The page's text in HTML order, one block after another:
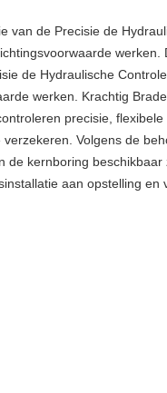
van de Precisie de
werken.
de Hydraulische
werken. Krachtig
precisie, flexibele
verzekeren. Volgens de
de kernboring beschikbaar
aan opstelling en